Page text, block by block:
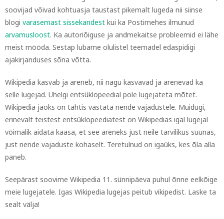
soovijad võivad kohtuasja taustast pikemalt lugeda nii siinse
blogi varasemast sissekandest kui ka Postimehes ilmunud
arvamusloost. Ka autoriõiguse ja andmekaitse probleemid ei lähe
meist mööda. Sestap lubame olulistel teemadel edaspidigi
ajakirjanduses sõna võtta.
Wikipedia kasvab ja areneb, nii nagu kasvavad ja arenevad ka
selle lugejad. Ühelgi entsüklopeedial pole lugejateta mõtet.
Wikipedia jaoks on tähtis vastata nende vajadustele. Muidugi,
erinevalt teistest entsüklopeediatest on Wikipedias igal lugejal
võimalik aidata kaasa, et see areneks just neile tarvilikus suunas,
just nende vajaduste kohaselt. Teretulnud on igaüks, kes õla alla
paneb.
Seepärast soovime Wikipedia 11. sünnipäeva puhul õnne eelkõige
meie lugejatele. Igas Wikipedia lugejas peitub vikipedist. Laske ta
sealt välja!